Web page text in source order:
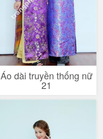
Áo dài truyền thống nữ
21